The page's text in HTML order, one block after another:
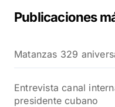
Publicaciones
Matanzas 329
Entrevista canal
presidente cubano